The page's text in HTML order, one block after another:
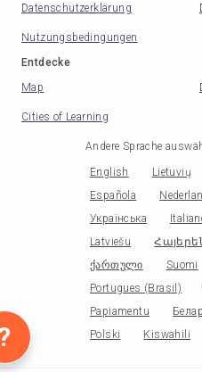
Datenschutzerklärung
Nutzungsbedingungen
Entdecke
Map
Cities of Learning
Andere Sprache
English Lietuvių
Española
Українська
Latviešu
ქართული
Suomi
Portugues (Brasil)
Papiamentu
Polski
Kiswahili